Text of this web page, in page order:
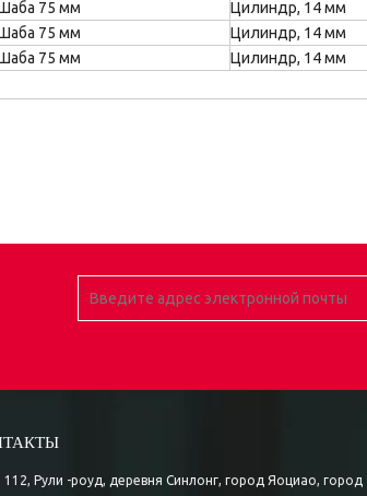
75 мм Цилиндр, 14 мм
75 мм Цилиндр, 14 мм
75 мм Цилиндр, 14 мм
Рули -роуд, деревня Синлонг, город Яоциао, город